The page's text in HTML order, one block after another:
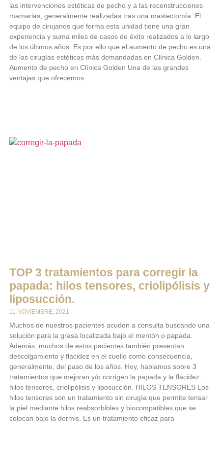
las intervenciones estéticas de pecho y a las reconstrucciones
mamarias, generalmente realizadas tras una mastectomía. El
equipo de cirujanos que forma esta unidad tiene una gran
experiencia y suma miles de casos de éxito realizados a lo largo
de los últimos años. Es por ello que el aumento de pecho es una
de las cirugías estéticas más demandadas en Clínica Golden.
Aumento de pecho en Clínica Golden Una de las grandes
ventajas que ofrecemos
TOP 3 tratamientos para corregir la
papada: hilos tensores, criolipólisis y
liposucción.
11 NOVIEMBRE, 2021
Muchos de nuestros pacientes acuden a consulta buscando una
solución para la grasa localizada bajo el mentón o papada.
Además, muchos de estos pacientes también presentan
descolgamiento y flacidez en el cuello como consecuencia,
generalmente, del paso de los años. Hoy, hablamos sobre 3
tratamientos que mejoran y/o corrigen la papada y la flacidez:
hilos tensores, criolipólisis y liposucción. HILOS TENSORES Los
hilos tensores son un tratamiento sin cirugía que permite tensar
la piel mediante hilos reabsorbibles y biocompatibles que se
colocan bajo la dermis. Es un tratamiento eficaz para